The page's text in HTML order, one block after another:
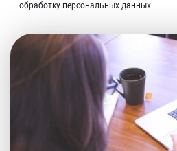
обработку персональных данных